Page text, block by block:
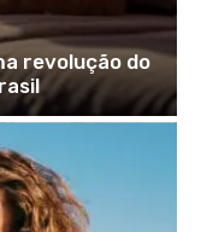
revolução do